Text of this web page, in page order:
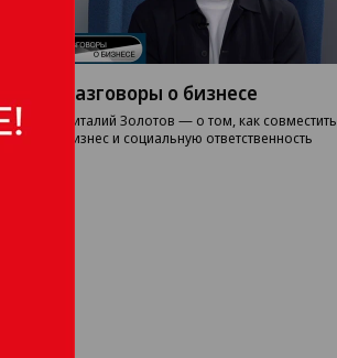
Разговоры о бизнесе
Виталий Золотов — о том, как совместить
бизнес и социальную ответственность